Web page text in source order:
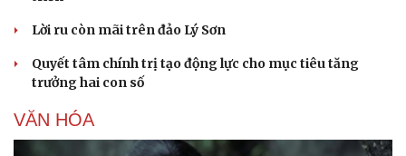
Lời ru còn mãi trên đảo Lý Sơn
Quyết tâm chính trị tạo động lực cho mục tiêu tăng
trưởng hai con số
VĂN HÓA